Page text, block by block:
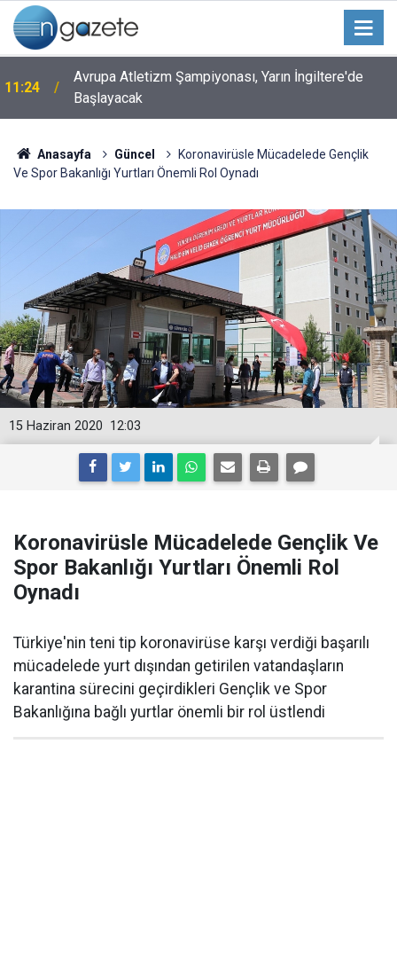
11:24
Avrupa Atletizm Şampiyonası, Yarın İngiltere'de
Başlayacak
Anasayfa Güncel
Koronavirüsle Mücadelede Gençlik
Ve Spor Bakanlığı Yurtları Önemli Rol Oynadı
12:03
15 Haziran 2020
Koronavirüsle Mücadelede Gençlik Ve
Spor Bakanlığı Yurtları Önemli Rol
Oynadı
Türkiye'nin teni tip koronavirüse karşı verdiği başarılı
mücadelede yurt dışından getirilen vatandaşların
karantina sürecini geçirdikleri Gençlik ve Spor
Bakanlığına bağlı yurtlar önemli bir rol üstlendi